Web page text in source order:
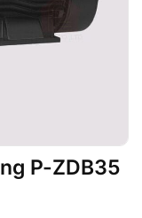
P-ZDB35